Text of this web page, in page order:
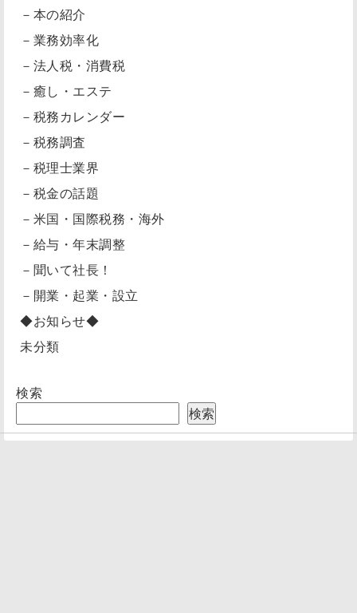
－本の紹介
－業務効率化
－法人税・消費税
－癒し・エステ
－税務カレンダー
－税務調査
－税理士業界
－税金の話題
－米国・国際税務・海外
－給与・年末調整
－聞いて社長！
－開業・起業・設立
◆お知らせ◆
未分類
検索
検索